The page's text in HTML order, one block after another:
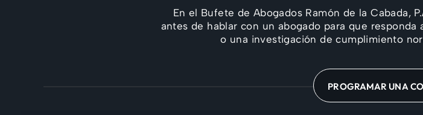
En el Bufete de Abogados Ramón de la Cabada,
antes de hablar con un abogado para que
o una investigación de cumplimiento
PROGRAMAR UNA